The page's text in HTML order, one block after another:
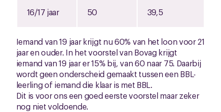
16/17 jaar 50 39,5
Iemand van 19 jaar krijgt nu 60% van het loon voor 21
jaar en ouder. In het voorstel van Bovag krijgt
iemand van 19 jaar er 15% bij, van 60 naar 75. Daarbij
wordt geen onderscheid gemaakt tussen een BBL-
leerling of iemand die klaar is met BBL.
Dit is voor ons een goed eerste voorstel maar zeker
nog niet voldoende.